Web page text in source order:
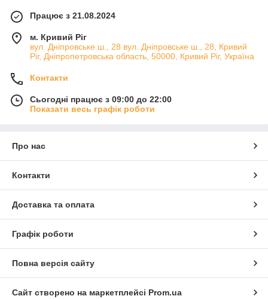
Працює з 21.08.2024
м. Кривий Ріг
вул. Дніпровське ш., 28 вул. Дніпровське ш., 28, Кривий
Ріг, Дніпропетровська область, 50000, Кривий Ріг, Україна
Контакти
Сьогодні працює з 09:00 до 22:00
Показати весь графік роботи
Про нас
Контакти
Доставка та оплата
Графік роботи
Повна версія сайту
Сайт створено на маркетплейсі Prom.ua